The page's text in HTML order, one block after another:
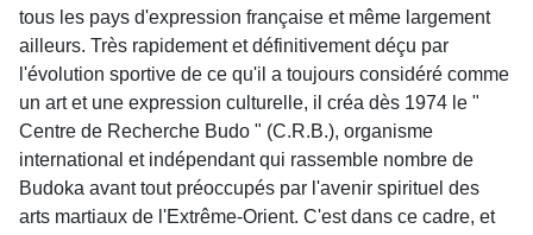
tous les pays d'expression française et même largement
ailleurs. Très rapidement et définitivement déçu par
l'évolution sportive de ce qu'il a toujours considéré comme
un art et une expression culturelle, il créa dès 1974 le "
Centre de Recherche Budo " (C.R.B.), organisme
international et indépendant qui rassemble nombre de
Budoka avant tout préoccupés par l'avenir spirituel des
arts martiaux de l'Extrême-Orient. C'est dans ce cadre, et